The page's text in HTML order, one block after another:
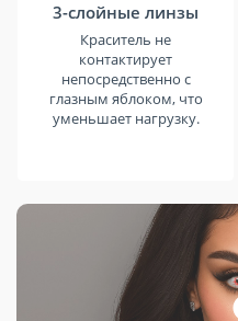
3-слойные линзы
Краситель не
контактирует
непосредственно с
глазным яблоком, что
уменьшает нагрузку.